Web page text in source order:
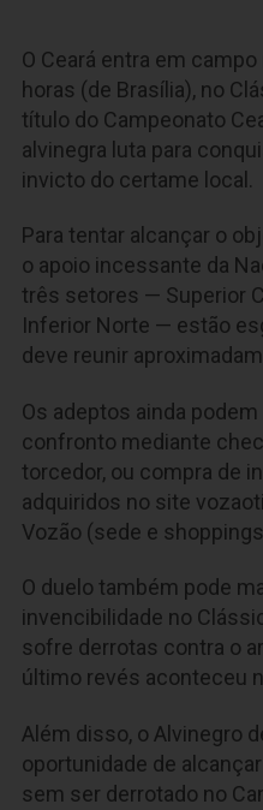
O Ceará entra em
horas (de Brasília), no
título do Campeonato
alvinegra luta para
invicto do certame local.
Para tentar alcançar o
o apoio incessante da
três setores — Superior
Inferior Norte — estão
deve reunir
Os adeptos ainda
confronto mediante
torcedor, ou compra de
adquiridos no site
Vozão (sede e
O duelo também pode
invencibilidade no
sofre derrotas contra o
último revés aconteceu
Além disso, o Alvinegro
oportunidade de
sem ser derrotado no